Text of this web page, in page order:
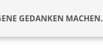
GEDANKEN MACHEN.